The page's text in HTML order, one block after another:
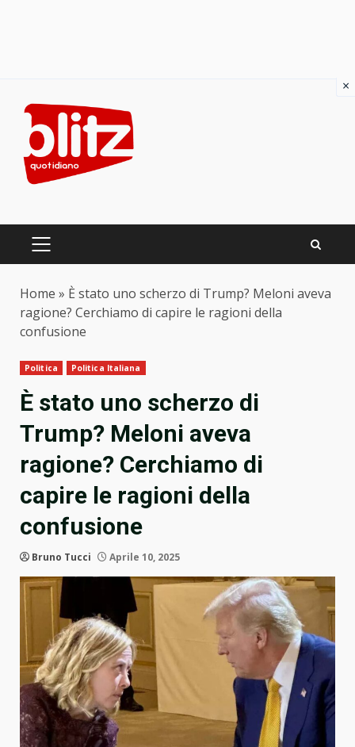
content
PRIMARY
Home » È stato uno scherzo di Trump? Meloni aveva
ragione? Cerchiamo di capire le ragioni della
confusione
Politica Politica Italiana
È stato uno scherzo di
Trump? Meloni aveva
ragione? Cerchiamo di
capire le ragioni della
confusione
Bruno Tucci Aprile 10, 2025
×